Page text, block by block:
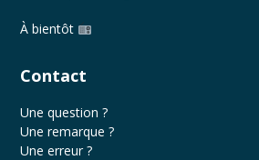
À bientôt
Contact
Une question ?
Une remarque ?
Une erreur ?